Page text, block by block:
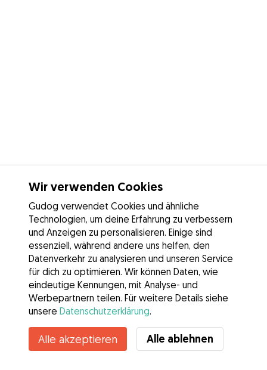
Wir verwenden Cookies
Gudog verwendet Cookies und ähnliche
Technologien, um deine Erfahrung zu verbessern
und Anzeigen zu personalisieren. Einige sind
essenziell, während andere uns helfen, den
Datenverkehr zu analysieren und unseren Service
für dich zu optimieren. Wir können Daten, wie
eindeutige Kennungen, mit Analyse- und
Werbepartnern teilen. Für weitere Details siehe
unsere Datenschutzerklärung.
Alle akzeptieren Alle ablehnen